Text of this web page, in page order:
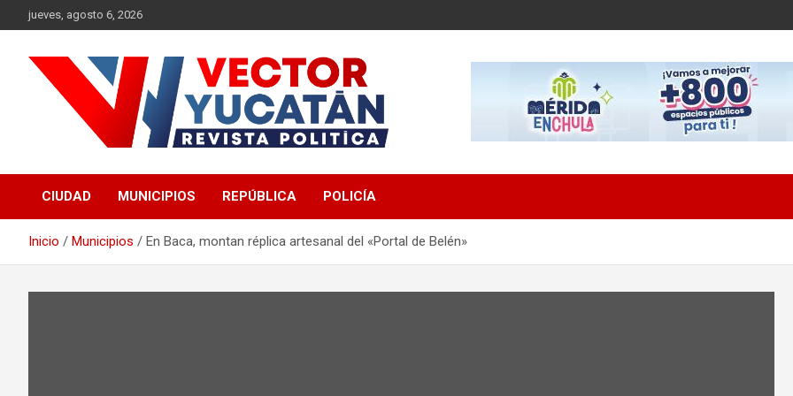
Saltar
al
jueves, agosto 6, 2026
Vector Yucatán
CIUDAD MUNICIPIOS REPÚBLICA POLICÍA
Inicio Municipios En Baca, montan réplica artesanal del «Portal de Belén»